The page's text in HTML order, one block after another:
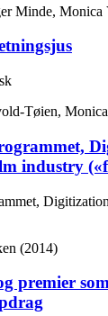
Minde, Monica
Tøien,
industry
(2014)
premier